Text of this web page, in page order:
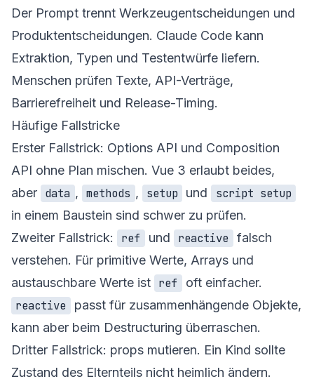
Der Prompt trennt Werkzeugentscheidungen und
Produktentscheidungen. Claude Code kann
Extraktion, Typen und Testentwürfe liefern.
Menschen prüfen Texte, API-Verträge,
Barrierefreiheit und Release-Timing.
Häufige Fallstricke
Erster Fallstrick: Options API und Composition
API ohne Plan mischen. Vue 3 erlaubt beides,
aber data , methods , setup und
script setup
in einem Baustein sind schwer zu prüfen.
Zweiter Fallstrick:
ref und reactive
falsch
verstehen. Für primitive Werte, Arrays und
austauschbare Werte ist ref
oft einfacher.
reactive
passt für zusammenhängende Objekte,
kann aber beim Destructuring überraschen.
Dritter Fallstrick: props mutieren. Ein Kind sollte
Zustand des Elternteils nicht heimlich ändern.